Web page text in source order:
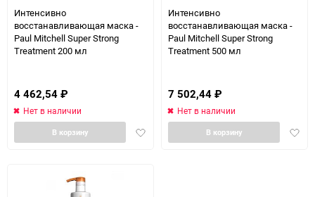
Интенсивно
восстанавливающая маска -
Paul Mitchell Super Strong
Treatment 200 мл
4 462,54 ₽
Нет в наличии
Добавить
В корзину
Интенсивно
восстанавливающая маска -
Paul Mitchell Super Strong
Treatment 500 мл
7 502,44 ₽
Нет в наличии
В корзину